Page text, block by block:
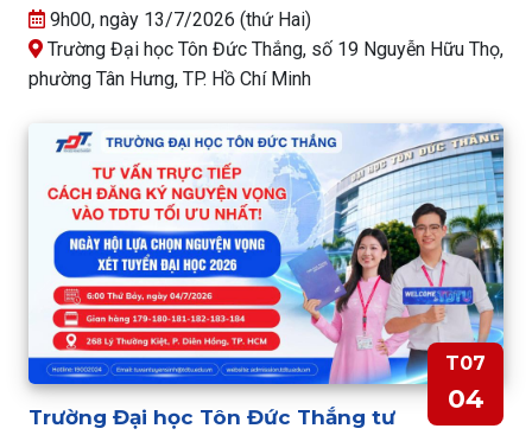
9h00, ngày 13/7/2026 (thứ Hai)
Trường Đại học Tôn Đức Thắng, số 19 Nguyễn Hữu Thọ,
phường Tân Hưng, TP. Hồ Chí Minh
T07
04
Trường Đại học Tôn Đức Thắng tư